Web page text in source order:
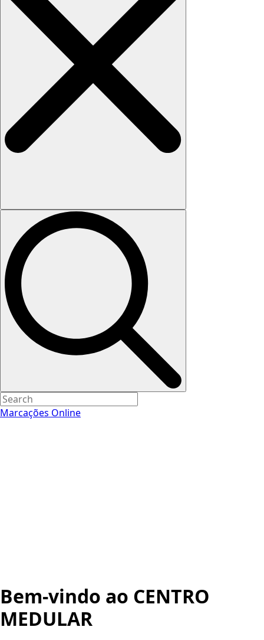
Marcações Online
Bem-vindo ao CENTRO
MEDULAR